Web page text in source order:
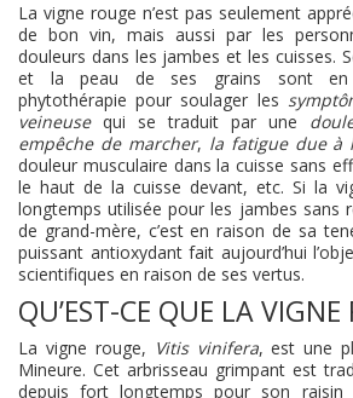
La vigne rouge n’est pas seulement
de bon vin, mais aussi par les
douleurs dans les jambes et les cuisses.
et la peau de ses grains sont en
phytothérapie pour soulager les
veineusequi se traduit par une
empêche de marcher, la fatigue due à
douleur musculaire dans la cuisse sans
le haut de la cuisse devant, etc. Si la
longtemps utilisée pour les jambes sans
de grand-mère, c’est en raison de sa
puissant antioxydant fait aujourd’hui
scientifiques en raison de ses vertus.
QU’EST-CE QUE LA VIGNE
La vigne rouge, Vitis vinifera, est une
Mineure. Cet arbrisseau grimpant est
depuis fort longtemps pour son raisin